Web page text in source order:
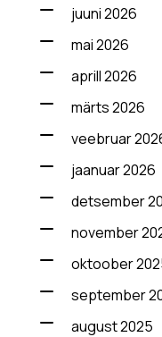
juuni 2026
mai 2026
aprill 2026
märts 2026
veebruar
jaanuar 2026
detsember
november
oktoober
september
august 2025